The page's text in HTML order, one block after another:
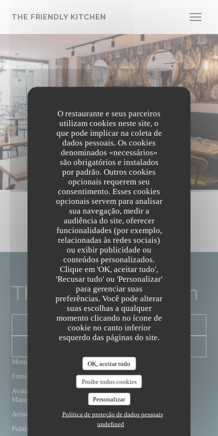
O restaurante e seus parceiros
utilizam cookies neste site, o
que pode implicar na coleta de
dados pessoais. Os cookies
denominados «necessários»
são obrigatórios e instalados
por padrão. Outros cookies
opcionais requerem seu
consentimento. Esses cookies
opcionais servem para analisar
sua navegação, medir a
audiência do site, oferecer
funcionalidades (por exemplo,
relacionadas às redes sociais)
ou exibir publicidade ou
conteúdos personalizados.
Clique em 'OK, aceitar tudo',
'Recusar tudo' ou 'Personalizar'
para gerenciar suas
preferências. Você pode alterar
suas escolhas a qualquer
momento clicando no ícone de
cookie no canto inferior
esquerdo das páginas do site.
OK, aceitar tudo
Proíbe todos cookies
Personalizar
Política de proteção de dados pessoais
undefined
THE FRIENDLY KITCHEN
The Friendly Kitchen
RESERVAR UMA MESA
Menus
Fotos
Avaliações
Mapa e Contacto
Aviso Legal
Política de proteção de dados pessoais
The Friendly Kitchen